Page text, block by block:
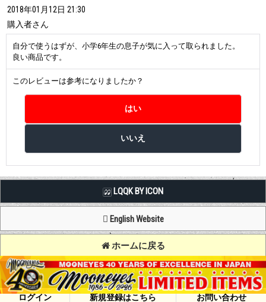
ログイン 新規登録はこちら お問い合わせ
2018年01月12日 21:30
購入者さん
自分で使うはずが、小学6年生の息子が気に入って取られました。
良い商品です。
このレビューは参考になりましたか？
LQQK BY ICON
English Website
ホームに戻る
Copyright (C) MOON OF JAPAN, INC. All Rights Reserved.